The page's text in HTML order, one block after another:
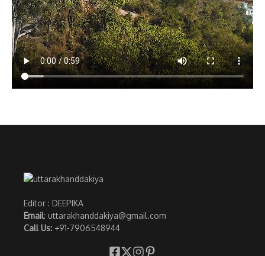
Editor : DEEPIKA
Email: uttarakhanddakiya@gmail.com
Call Us: +91-7906548944